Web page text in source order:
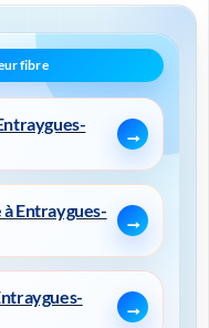
Entraygues-